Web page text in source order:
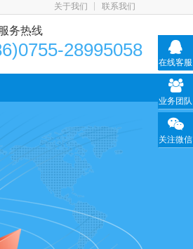
关于我们 联系我们
务热线
28995058
在线客服
业务团队
关注微信